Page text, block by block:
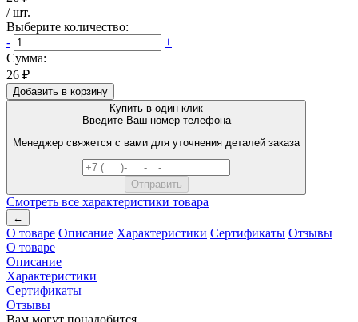
/шт.
Выберите количество:
-
+
Сумма:
26 ₽
Добавить в корзину
Купить в один клик
Введите Ваш номер телефона
Менеджер свяжется с вами для уточнения деталей заказа
Смотреть все характеристики товара
←
О товаре Описание Характеристики Сертификаты Отзывы
О товаре
Описание
Характеристики
Сертификаты
Отзывы